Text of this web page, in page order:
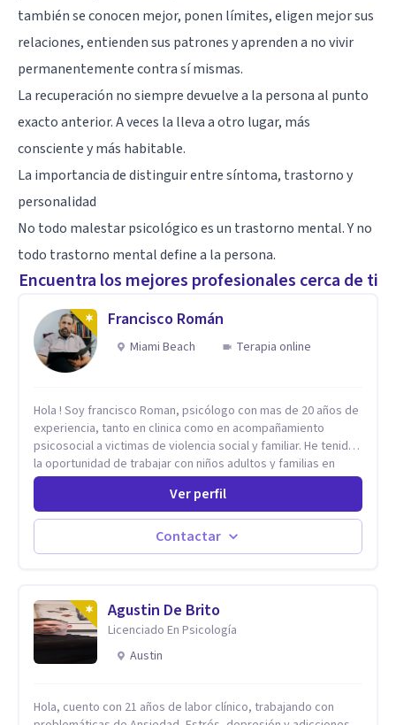
también se conocen mejor, ponen límites, eligen mejor sus
relaciones, entienden sus patrones y aprenden a no vivir
permanentemente contra sí mismas.
La recuperación no siempre devuelve a la persona al punto
exacto anterior. A veces la lleva a otro lugar, más
consciente y más habitable.
La importancia de distinguir entre síntoma, trastorno y
personalidad
No todo malestar psicológico es un trastorno mental. Y no
todo trastorno mental define a la persona.
Encuentra los mejores profesionales cerca de ti
Francisco Román
Miami Beach Terapia online
Hola ! Soy francisco Roman, psicólogo con mas de 20 años de
experiencia, tanto en clinica como en acompañamiento
psicosocial a victimas de violencia social y familiar. He tenido
la oportunidad de trabajar con niños adultos y familias en
todos los espacios y esto me ha dado un una variedad de
aprendizajes que ahora pongo a tu disposicion. En la
actualidad puedo atenderte de manera presencial y/o virtual,
de lunes a sabado. el costo de cada sesión lo acordamos en
el primer contacto
Ver perfil
Contactar
Agustin De Brito
Licenciado En Psicología
Austin
Hola, cuento con 21 años de labor clínico, trabajando con